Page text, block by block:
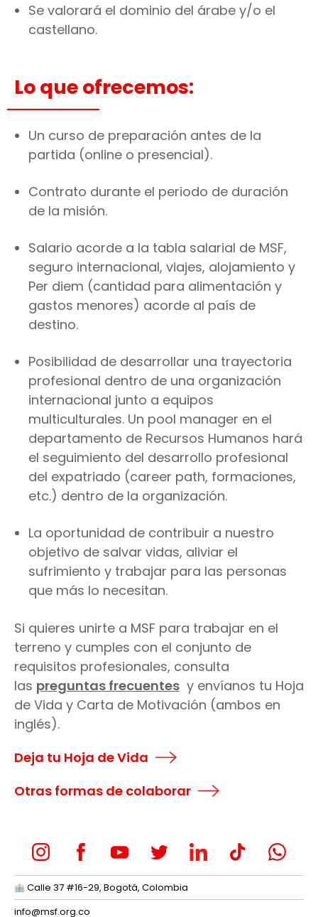
Se valorará el dominio del árabe y/o el
castellano.
Lo que ofrecemos:
Un curso de preparación antes de la
partida (online o presencial).
Contrato durante el periodo de duración
de la misión.
Salario acorde a la tabla salarial de MSF,
seguro internacional, viajes, alojamiento y
Per diem (cantidad para alimentación y
gastos menores) acorde al país de
destino.
Posibilidad de desarrollar una trayectoria
profesional dentro de una organización
internacional junto a equipos
multiculturales. Un pool manager en el
departamento de Recursos Humanos hará
el seguimiento del desarrollo profesional
del expatriado (career path, formaciones,
etc.) dentro de la organización.
La oportunidad de contribuir a nuestro
objetivo de salvar vidas, aliviar el
sufrimiento y trabajar para las personas
que más lo necesitan.
Si quieres unirte a MSF para trabajar en el
terreno y cumples con el conjunto de
requisitos profesionales, consulta
las preguntas frecuentes y envíanos tu Hoja
de Vida y Carta de Motivación (ambos en
inglés).
Deja tu Hoja de Vida
Otras formas de colaborar
Calle 37 #16-29, Bogotá, Colombia
info@msf.org.co